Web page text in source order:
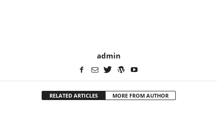
admin
RELATED ARTICLES MORE FROM AUTHOR